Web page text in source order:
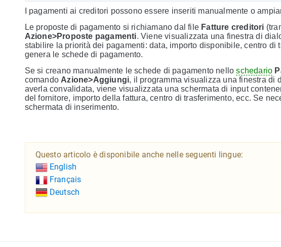
I pagamenti ai creditori possono essere inseriti manualmente o
Le proposte di pagamento si richiamano dal file Fatture creditori
Azione>Proposte pagamenti. Viene visualizzata una finestra di
stabilire la priorità dei pagamenti: data, importo disponibile, centro
genera le schede di pagamento.
Se si creano manualmente le schede di pagamento nelloschedario
comando Azione>Aggiungi, il programma visualizza una finestra di
averla convalidata, viene visualizzata una schermata di input
del fornitore, importo della fattura, centro di trasferimento, ecc. Se
schermata di inserimento.
Questo articolo è disponibile anche nelle seguenti lingue:
English
Français
Deutsch